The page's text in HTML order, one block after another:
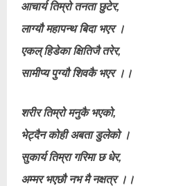
आचार्य तिम्रो तनता छुटेर,
लाग्यौ महापन्थ बिदा भएर ।
एकल् हिडेका क्षितिजै तरेर,
सामीप्य पुग्यौ शिवकै भएर ।।
शरीर तिम्रो मनुकै भएको,
भेट्दैन कोही अबता डुलेको ।
सुकार्य तिम्रा गरिमा छ धेर,
अम्मर भएछौ नभ मै नक्षत्र ।।